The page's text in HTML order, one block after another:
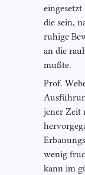
die sein,
ruhige
an die
mußte.
Prof.
jener Zeit
wenig
kann im